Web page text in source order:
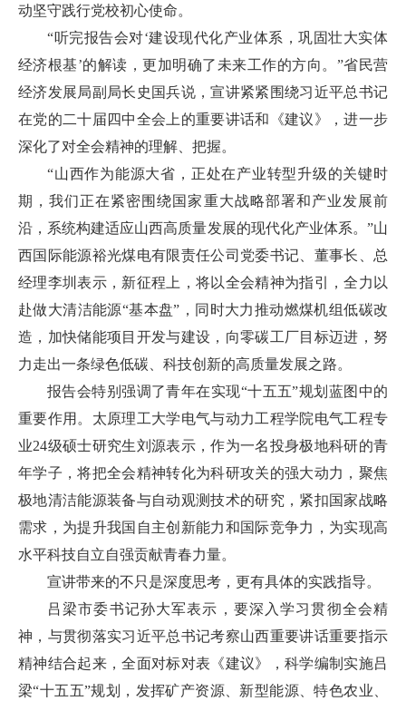
动坚守践行党校初心使命。
“听完报告会对‘建设现代化产业体系，巩固壮大实体
经济根基’的解读，更加明确了未来工作的方向。”省民营
经济发展局副局长史国兵说，宣讲紧紧围绕习近平总书记
在党的二十届四中全会上的重要讲话和《建议》，进一步
深化了对全会精神的理解、把握。
“山西作为能源大省，正处在产业转型升级的关键时
期，我们正在紧密围绕国家重大战略部署和产业发展前
沿，系统构建适应山西高质量发展的现代化产业体系。”山
西国际能源裕光煤电有限责任公司党委书记、董事长、总
经理李圳表示，新征程上，将以全会精神为指引，全力以
赴做大清洁能源“基本盘”，同时大力推动燃煤机组低碳改
造，加快储能项目开发与建设，向零碳工厂目标迈进，努
力走出一条绿色低碳、科技创新的高质量发展之路。
报告会特别强调了青年在实现“十五五”规划蓝图中的
重要作用。太原理工大学电气与动力工程学院电气工程专
业24级硕士研究生刘源表示，作为一名投身极地科研的青
年学子，将把全会精神转化为科研攻关的强大动力，聚焦
极地清洁能源装备与自动观测技术的研究，紧扣国家战略
需求，为提升我国自主创新能力和国际竞争力，为实现高
水平科技自立自强贡献青春力量。
宣讲带来的不只是深度思考，更有具体的实践指导。
吕梁市委书记孙大军表示，要深入学习贯彻全会精
神，与贯彻落实习近平总书记考察山西重要讲话重要指示
精神结合起来，全面对标对表《建议》，科学编制实施吕
梁“十五五”规划，发挥矿产资源、新型能源、特色农业、